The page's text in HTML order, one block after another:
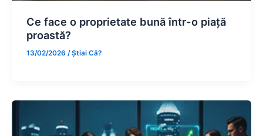
Ce face o proprietate bună într-o piață
proastă?
13/02/2026 /Știai Că?